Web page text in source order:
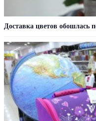
Доставка цветов обошлась